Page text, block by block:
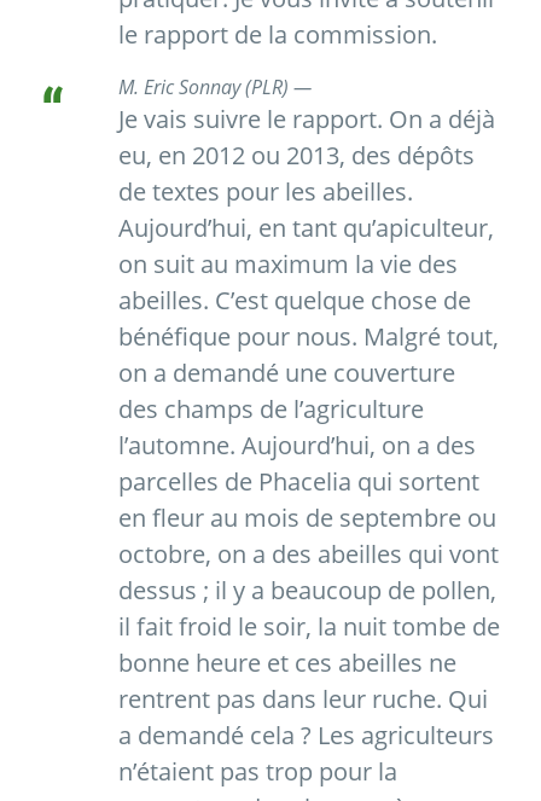
le rapport de la commission.
M. Eric Sonnay (PLR) —
Je vais suivre le rapport. On a déjà
eu, en 2012 ou 2013, des dépôts
de textes pour les abeilles.
Aujourd’hui, en tant qu’apiculteur,
on suit au maximum la vie des
abeilles. C’est quelque chose de
bénéfique pour nous. Malgré tout,
on a demandé une couverture
des champs de l’agriculture
l’automne. Aujourd’hui, on a des
parcelles de Phacelia qui sortent
en fleur au mois de septembre ou
octobre, on a des abeilles qui vont
dessus ; il y a beaucoup de pollen,
il fait froid le soir, la nuit tombe de
bonne heure et ces abeilles ne
rentrent pas dans leur ruche. Qui
a demandé cela ? Les agriculteurs
n’étaient pas trop pour la